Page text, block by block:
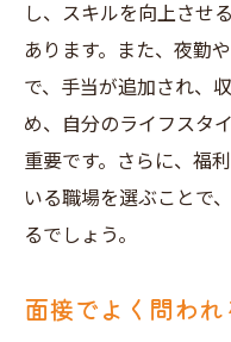
し、スキルを向上させ
あります。また、夜勤
で、手当が追加され、
め、自分のライフスタ
重要です。さらに、福
いる職場を選ぶことで
るでしょう。
面接でよく問わ